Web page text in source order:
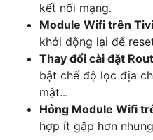
kết nối mạng.
Module Wifi trên
khởi động lại để
Thay đổi cài đặt
bật chế độ lọc địa
mật...
Hỏng Module Wifi
hợp ít gặp hơn